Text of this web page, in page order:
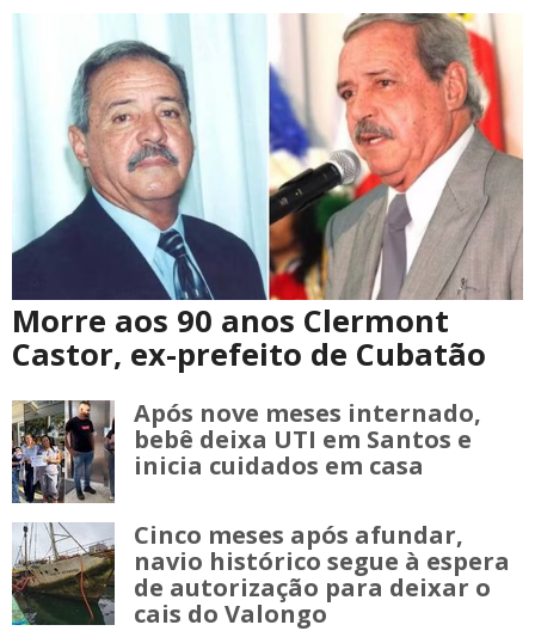
Morre aos 90 anos Clermont
Castor, ex-prefeito de Cubatão
Após nove meses internado,
bebê deixa UTI em Santos e
inicia cuidados em casa
Cinco meses após afundar,
navio histórico segue à espera
de autorização para deixar o
cais do Valongo